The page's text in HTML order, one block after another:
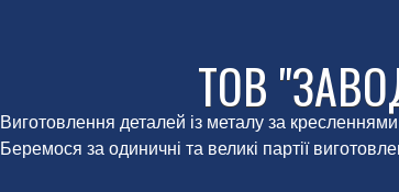
ТОВ
Виготовлення деталей із металу за
Беремося за одиничні та великі партії